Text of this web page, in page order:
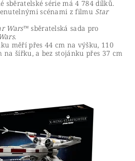
sběratelské série má 4 784 dílků.
scénami z filmu Star
Wars™ sběratelská sada pro
.
měří přes 44 cm na výšku, 110
na šířku, a bez stojánku přes 37 cm